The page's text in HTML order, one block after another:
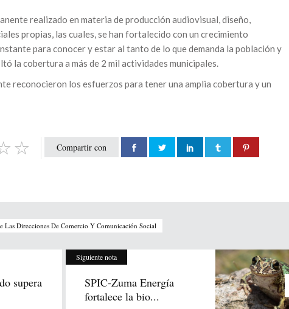
realizado en materia de producción audiovisual, diseño,
propias, las cuales, se han fortalecido con un crecimiento
para conocer y estar al tanto de lo que demanda la población y
la cobertura a más de 2 mil actividades municipales.
reconocieron los esfuerzos para tener una amplia cobertura y un
Compartir con
Las Direcciones De Comercio Y Comunicación Social
supera
Siguiente nota
SPIC-Zuma Energía
fortalece la bio...